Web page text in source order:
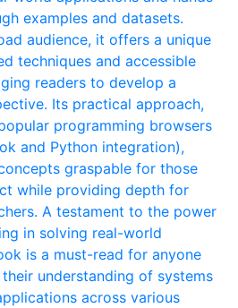
examples and datasets.
audience, it offers a unique
techniques and accessible
readers to develop a
Its practical approach,
programming browsers
and Python integration),
graspable for those
while providing depth for
A testament to the power
in solving real-world
is a must-read for anyone
understanding of systems
across various